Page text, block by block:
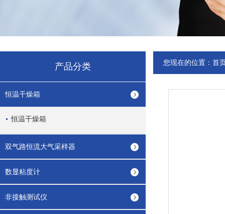
产品分类
恒温干燥箱
恒温干燥箱
双气路恒流大气采样器
数显粘度计
非接触测试仪
您现在的位置： 首